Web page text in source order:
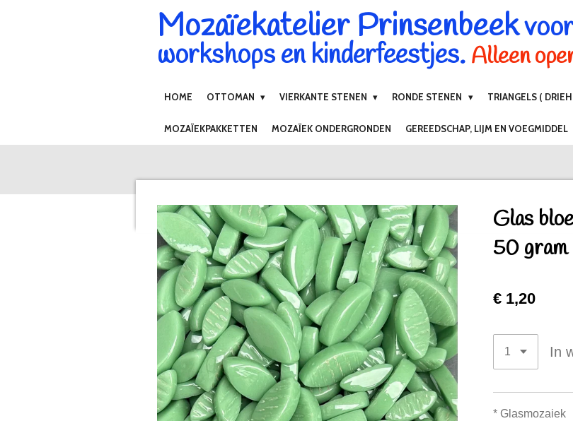
Mozaïekatelier Prinsenbeekvoor
workshops en kinderfeestjes. Alleen
HOME OTTOMAN VIERKANTE STENEN RONDE STENEN TRIANGELS (
MOZAÏEKPAKKETTEN MOZAÏEK ONDERGRONDEN GEREEDSCHAP, LIJM EN VOEGMIDDEL
Glas
50 gram
€ 1,20
In
* Glasmozaiek